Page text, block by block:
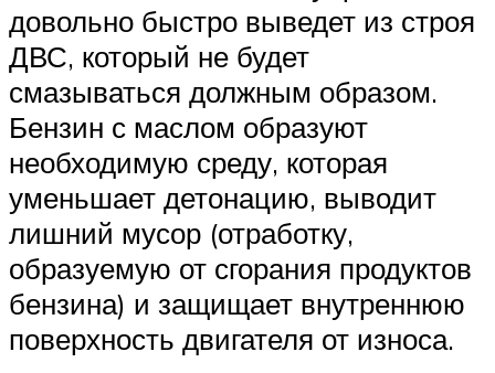
довольно быстро выведет из строя
ДВС, который не будет
смазываться должным образом.
Бензин с маслом образуют
необходимую среду, которая
уменьшает детонацию, выводит
лишний мусор (отработку,
образуемую от сгорания продуктов
бензина) и защищает внутреннюю
поверхность двигателя от износа.